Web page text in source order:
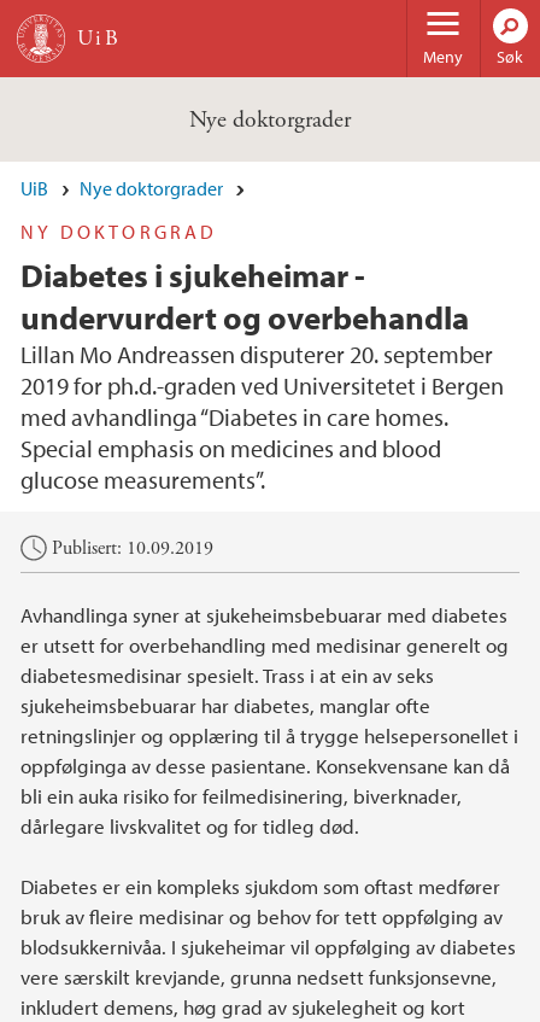
Hopp til hovedinnhold
Meny Søk
Nye doktorgrader
UiB
Nye doktorgrader
NY DOKTORGRAD
Diabetes i sjukeheimar -
undervurdert og overbehandla
Lillan Mo Andreassen disputerer 20. september
2019 for ph.d.-graden ved Universitetet i Bergen
med avhandlinga “Diabetes in care homes.
Special emphasis on medicines and blood
glucose measurements”.
Hovedinnhold
Publisert: 10.09.2019
Avhandlinga syner at sjukeheimsbebuarar med diabetes
er utsett for overbehandling med medisinar generelt og
diabetesmedisinar spesielt. Trass i at ein av seks
sjukeheimsbebuarar har diabetes, manglar ofte
retningslinjer og opplæring til å trygge helsepersonellet i
oppfølginga av desse pasientane. Konsekvensane kan då
bli ein auka risiko for feilmedisinering, biverknader,
dårlegare livskvalitet og for tidleg død.
Diabetes er ein kompleks sjukdom som oftast medfører
bruk av fleire medisinar og behov for tett oppfølging av
blodsukkernivåa. I sjukeheimar vil oppfølging av diabetes
vere særskilt krevjande, grunna nedsett funksjonsevne,
inkludert demens, høg grad av sjukelegheit og kort